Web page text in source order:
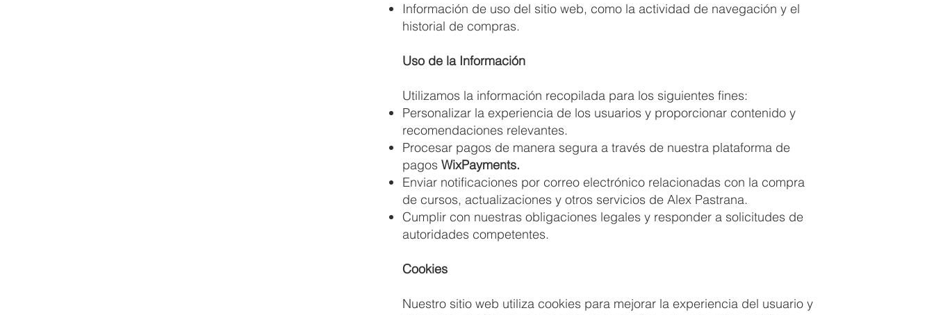
Información de uso del sitio web, como la actividad de navegación y el
historial de compras.
Uso de la Información
Utilizamos la información recopilada para los siguientes fines:
Personalizar la experiencia de los usuarios y proporcionar contenido y
recomendaciones relevantes.
Procesar pagos de manera segura a través de nuestra plataforma de
pagosWixPayments.
Enviar notificaciones por correo electrónico relacionadas con la compra
de cursos, actualizaciones y otros servicios de Alex Pastrana.
Cumplir con nuestras obligaciones legales y responder a solicitudes de
autoridades competentes.
Cookies
Nuestro sitio web utiliza cookies para mejorar la experiencia del usuario y